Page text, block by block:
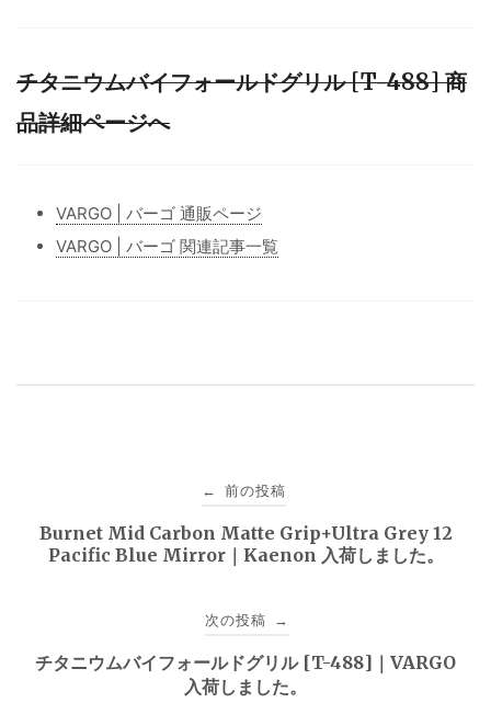
チタニウムバイフォールドグリル [T-488] 商
品詳細ページへ
VARGO | バーゴ 通販ページ
VARGO | バーゴ 関連記事一覧
ゲ
← 前の投稿
Burnet Mid Carbon Matte Grip+Ultra Grey 12
Pacific Blue Mirror｜Kaenon 入荷しました。
次の投稿 →
チタニウムバイフォールドグリル [T-488]｜VARGO
入荷しました。